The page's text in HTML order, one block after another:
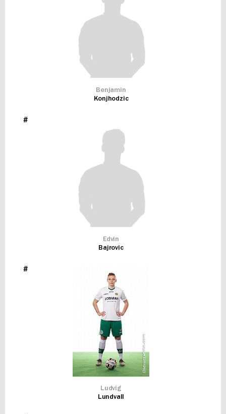
Benjamin
Konjhodzic
#
Edvin
Bajrovic
#
Ludvig
Lundvall